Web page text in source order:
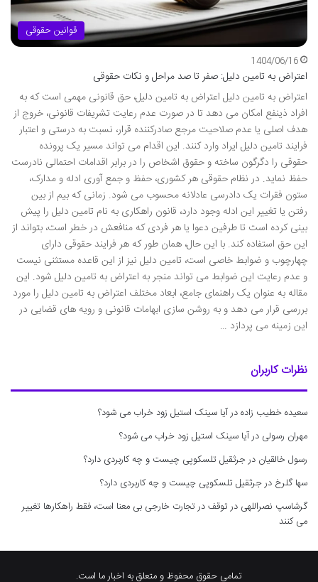
قوانین حقوقی
1404/06/16
اعتراض به تامین دلیل: صفر تا صد مراحل و نکات حقوقی
اعتراض به تامین دلیل اعتراض به تامین دلیل، حق قانونی مهمی است که به
افراد ذینفع امکان می دهد تا در صورت عدم رعایت تشریفات قانونی، خروج از
هدف اصلی یا عدم صلاحیت مرجع صادرکننده قرار، نسبت به درستی و اعتبار
فرایند تامین دلیل ایراد وارد کنند. این اقدام می تواند مسیر یک پرونده
حقوقی را دگرگون ساخته و حقوق اشخاص را در برابر اقدامات احتمالی نادرست
حفظ نماید. در نظام حقوقی هر کشوری، حفظ و جمع آوری ادله و مدارک،
ستون فقرات یک دادرسی عادلانه محسوب می شود. زمانی که بیم از بین
رفتن یا تغییر این ادله وجود دارد، قانون راهکاری به نام تامین دلیل را پیش
بینی کرده است تا طرفین دعوا یا هر فردی که منافعش در خطر است، بتواند از
این حق استفاده کند. با این حال، همان طور که هر فرایند حقوقی دارای
چهارچوب و ضوابط خاصی است، تامین دلیل نیز از این قاعده مستثنی نیست
و عدم رعایت این ضوابط می تواند منجر به اعتراض به تامین دلیل شود. این
مقاله به عنوان یک راهنمای جامع، ابعاد مختلف اعتراض به تامین دلیل را مورد
بررسی قرار می دهد و به روشن سازی ابهامات قانونی و رویه های قضایی در
این زمینه می پردازد …
نظرات کاربران
سعیده خطیب زادهدرآیا سینک استیل زود خراب می شود؟
مهران رسولی درآیا سینک استیل زود خراب می شود؟
رسول خالقیان درجرثقیل تلسکوپی چیست و چه کاربردی دارد؟
سها گلرخ درجرثقیل تلسکوپی چیست و چه کاربردی دارد؟
گرشاسپ نصراللهی درتوقف در تجارت خارجی بی معنا است، فقط راهکارها تغییر
می کنند
تمامی حقوق محفوظ و متعلق به اخبار ما است.